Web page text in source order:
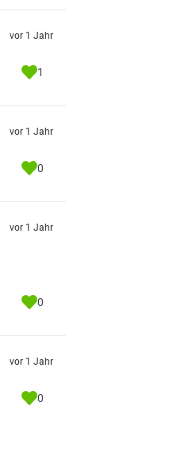
vor 1 Jahr
1
vor 1 Jahr
0
vor 1 Jahr
0
vor 1 Jahr
0